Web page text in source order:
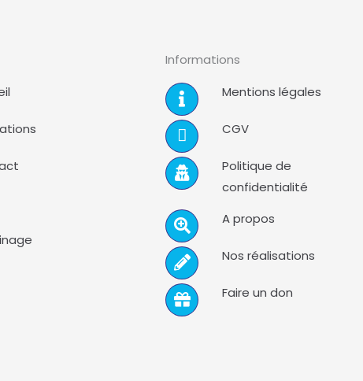
Informations
Mentions légales
CGV
Politique de
confidentialité
A propos
Nos réalisations
Faire un don